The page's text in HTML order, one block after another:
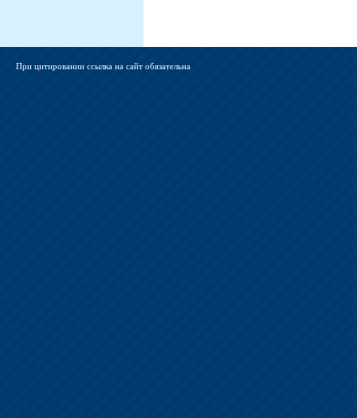
При цитировании ссылка на сайт обязательна